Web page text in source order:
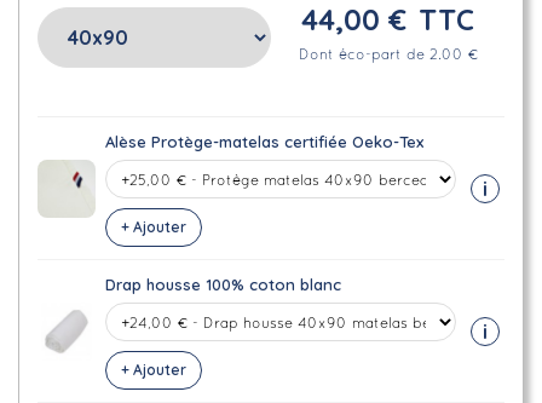
44,00 € TTC
Dont éco-part de 2.00 €
Alèse Protège-matelas certifiée Oeko-Tex
+ Ajouter
i
Drap housse 100% coton blanc
+ Ajouter
i